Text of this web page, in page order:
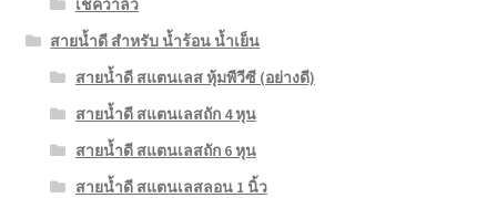
เช็ควาล์ว
สายน้ำดี สำหรับ น้ำร้อน น้ำเย็น
สายน้ำดี สแตนเลส หุ้มพีวีซี (อย่างดี)
สายน้ำดี สแตนเลสถัก 4 หุน
สายน้ำดี สแตนเลสถัก 6 หุน
สายน้ำดี สแตนเลสลอน 1 นิ้ว